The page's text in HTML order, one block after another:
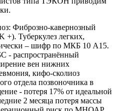
Фиброзно-кавернозный
+). Туберкулез легких,
– шифр по МКБ 10 A15.
- распространённый
вен нижних
кифо-сколиоз
отдела позвоночника в
- потеря 17% от идеальной
2 месяца потеря массы